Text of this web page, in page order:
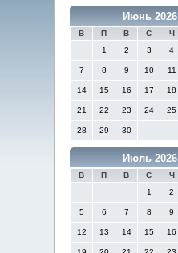
Июнь 2026
В П В С Ч
1
2 3 4
7 8 9 10 11
14 15 16 17 18
21 22 23 24 25
28 29 30
Июль 2026
В П В С Ч
1
2
5 6 7 8 9
12 13 14 15 16